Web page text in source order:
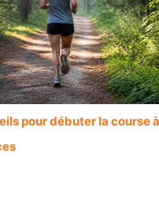
pour débuter la course